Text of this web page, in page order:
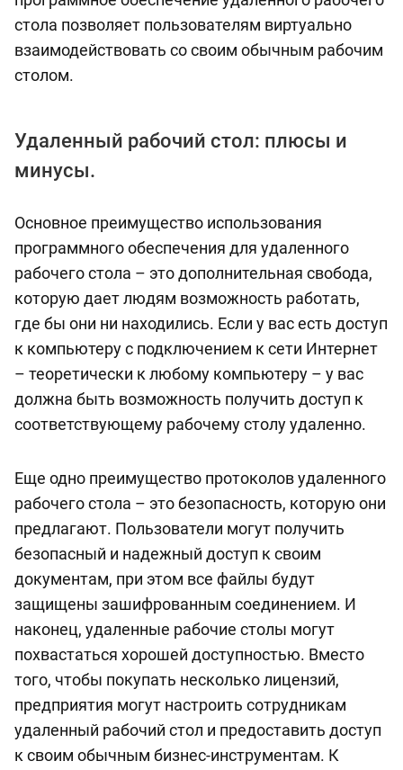
стола позволяет пользователям виртуально
взаимодействовать со своим обычным рабочим
столом.
Удаленный рабочий стол: плюсы и
минусы.
Основное преимущество использования
программного обеспечения для удаленного
рабочего стола – это дополнительная свобода,
которую дает людям возможность работать,
где бы они ни находились. Если у вас есть доступ
к компьютеру с подключением к сети Интернет
– теоретически к любому компьютеру – у вас
должна быть возможность получить доступ к
соответствующему рабочему столу удаленно.
Еще одно преимущество протоколов удаленного
рабочего стола – это безопасность, которую они
предлагают. Пользователи могут получить
безопасный и надежный доступ к своим
документам, при этом все файлы будут
защищены зашифрованным соединением. И
наконец, удаленные рабочие столы могут
похвастаться хорошей доступностью. Вместо
того, чтобы покупать несколько лицензий,
предприятия могут настроить сотрудникам
удаленный рабочий стол и предоставить доступ
к своим обычным бизнес-инструментам. К